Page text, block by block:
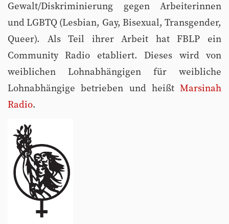
Gewalt/Diskriminierung gegen Arbeiterinnen
und LGBTQ (Lesbian, Gay, Bisexual, Transgender,
Queer). Als Teil ihrer Arbeit hat FBLP ein
Community Radio etabliert. Dieses wird von
weiblichen Lohnabhängigen für weibliche
Lohnabhängige betrieben und heißt Marsinah
Radio.